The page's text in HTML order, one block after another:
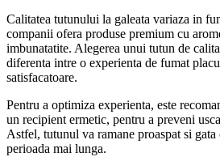
Calitatea tutunului la galeata variaza in
companii ofera produse premium cu
imbunatatite. Alegerea unui tutun de
diferenta intre o experienta de fumat
satisfacatoare.
Pentru a optimiza experienta, este
un recipient ermetic, pentru a preveni
Astfel, tutunul va ramane proaspat si
perioada mai lunga.